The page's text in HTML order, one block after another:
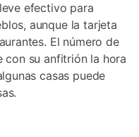
efectivo para
aunque la tarjeta
El número de
con su anfitrión la hora
casas puede